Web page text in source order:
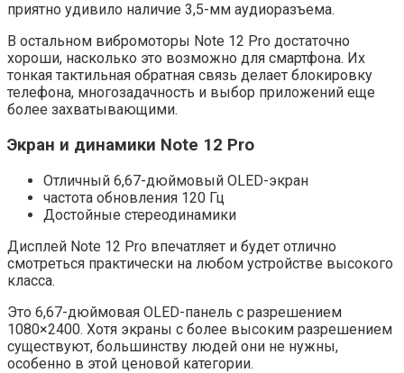
приятно удивило наличие 3,5-мм аудиоразъема.
В остальном вибромоторы Note 12 Pro достаточно
хороши, насколько это возможно для смартфона. Их
тонкая тактильная обратная связь делает блокировку
телефона, многозадачность и выбор приложений еще
более захватывающими.
Экран и динамики Note 12 Pro
Отличный 6,67-дюймовый OLED-экран
частота обновления 120 Гц
Достойные стереодинамики
Дисплей Note 12 Pro впечатляет и будет отлично
смотреться практически на любом устройстве высокого
класса.
Это 6,67-дюймовая OLED-панель с разрешением
1080×2400. Хотя экраны с более высоким разрешением
существуют, большинству людей они не нужны,
особенно в этой ценовой категории.